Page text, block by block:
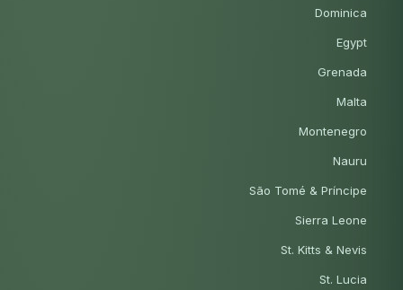
Dominica
Egypt
Grenada
Malta
Montenegro
Nauru
São Tomé & Príncipe
Sierra Leone
St. Kitts & Nevis
St. Lucia